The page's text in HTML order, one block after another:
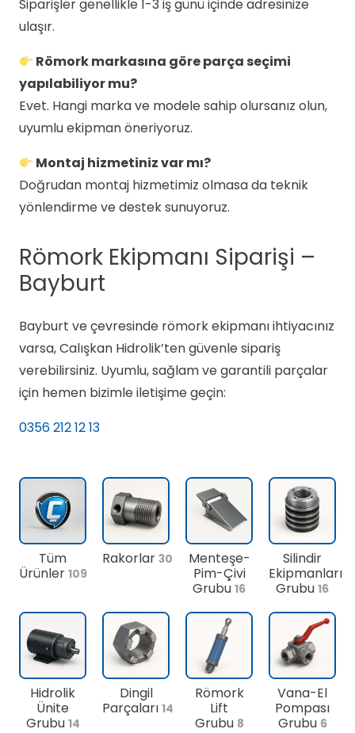
Siparişler genellikle 1-3 iş günü içinde adresinize
ulaşır.
Römork markasına göre parça seçimi
yapılabiliyor mu?
Evet. Hangi marka ve modele sahip olursanız olun,
uyumlu ekipman öneriyoruz.
Montaj hizmetiniz var mı?
Doğrudan montaj hizmetimiz olmasa da teknik
yönlendirme ve destek sunuyoruz.
Römork Ekipmanı Siparişi –
Bayburt
Bayburt ve çevresinde römork ekipmanı ihtiyacınız
varsa, Calışkan Hidrolik’ten güvenle sipariş
verebilirsiniz. Uyumlu, sağlam ve garantili parçalar
için hemen bizimle iletişime geçin:
0356 212 12 13
Tüm
Ürünler 109
Rakorlar 30
Menteşe-
Pim-Çivi
Grubu 16
Silindir
Ekipmanları
Grubu 16
Hidrolik
Ünite
Grubu 14
Dingil
Parçaları 14
Römork
Lift
Grubu 8
Vana-El
Pompası
Grubu 6